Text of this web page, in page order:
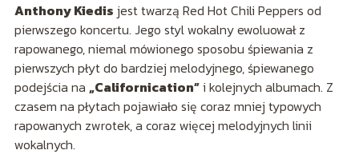
Anthony Kiedis jest twarzą Red Hot Chili Peppers od
pierwszego koncertu. Jego styl wokalny ewoluował z
rapowanego, niemal mówionego sposobu śpiewania z
pierwszych płyt do bardziej melodyjnego, śpiewanego
podejścia na „Californication”i kolejnych albumach. Z
czasem na płytach pojawiało się coraz mniej typowych
rapowanych zwrotek, a coraz więcej melodyjnych linii
wokalnych.